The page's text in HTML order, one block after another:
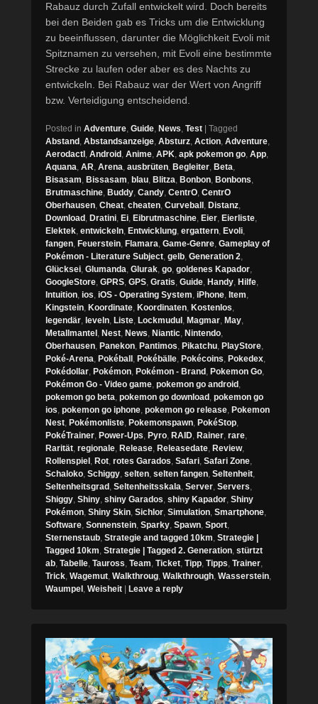
Rabauz durch Zufall entwickelt wird. Doch bereits
bei den Beiden gab es Tricks um die Entwicklung
zu beeinflussen, darunter die Möglichkeit Evoli mit
Spitznamen zu versehen, mit Evoli eine bestimmte
Strecke zu laufen oder aber es des Nachts zu
entwickeln. Bei Rabauz war der Wert von Angriff
bzw. Verteidigung entscheidend.
Posted in Adventure, Guide, News, Test
Tagged
Abstand , Abstandsanzeige, Absturz, Action, Adventure,
Aerodactl , Android , Anime, APK, apk pokemon go, App,
Aquana, AR, Arena, ausbrüten, Begleiter, Beta,
Bisasam, Bissasam, blau, Blitza, Bonbon, Bonbons,
Brutmaschine, Buddy, Candy, CentrO, CentrO
Oberhausen, Cheat, cheaten, Curveball , Distanz,
Download , Dratini, Ei, Eibrutmaschine, Eier, Eierliste,
Elektek, entwickeln, Entwicklung, ergattern, Evoli,
fangen, Feuerstein, Flamara, Game-Genre, Gameplay of
Pokémon - Literature Subject, gelb, Generation 2,
Glücksei, Glumanda, Glurak, go, goldenes Kapador,
GoogleStore, GPRS, GPS, Gratis, Guide, Handy, Hilfe,
Intuition, ios, iOS - Operating System, iPhone, Item,
Kingstein, Koordinate, Koordinaten, Kostenlos,
legendär, leveln, Liste, Lockmudul , Magmar, May,
Metallmantel , Nest, News, Niantic, Nintendo,
Oberhausen, Panekon, Pantimos, Pikatchu, PlayStore,
Poké-Arena, Pokéball , Pokébälle, Pokécoins, Pokedex,
Pokédollar, Pokémon, Pokémon - Brand , Pokemon Go,
Pokémon Go - Video game, pokemon go android ,
pokemon go beta, pokemon go download , pokemon go
ios, pokemon go iphone, pokemon go release, Pokemon
Nest, Pokémonliste, Pokemonspawn, PokéStop,
PokéTrainer, Power-Ups, Pyro, RAID, Rainer, rare,
Rarität, regionale, Release, Releasedate, Review,
Rollenspiel , Rot, rotes Garados, Safari, Safari Zone,
Schaloko, Schiggy, selten, selten fangen, Seltenheit,
Seltenheitsgrad , Seltenheitsskala, Server, Servers,
Shiggy, Shiny, shiny Garados, shiny Kapador, Shiny
Pokémon, Shiny Skin, Sichlor, Simulation, Smartphone,
Software, Sonnenstein, Sparky, Spawn, Sport,
Sternenstaub, Strategie and tagged 10km, Strategie |
Tagged 10km, Strategie | Tagged 2. Generation, stürtzt
ab, Tabelle, Tauross, Team, Ticket, Tipp, Tipps, Trainer,
Trick, Wagemut, Walkthroug, Walkthrough, Wasserstein,
Waumpel , Weisheit Leave a reply